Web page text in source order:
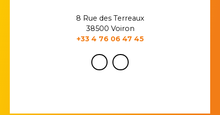
8 Rue des Terreaux
38500 Voiron
+33 4 76 06 47 45